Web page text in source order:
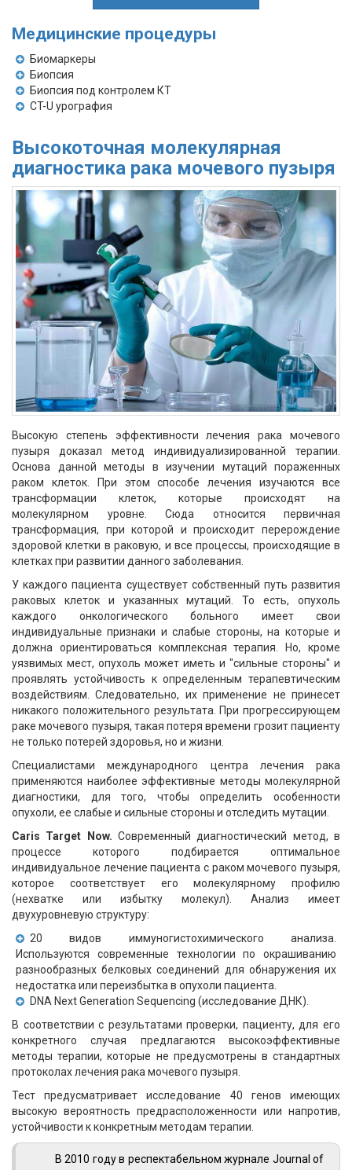
Медицинские процедуры
Биомаркеры
Биопсия
Биопсия под контролем КТ
CT-U урография
Высокоточная молекулярная
диагностика рака мочевого пузыря
Высокую степень эффективности лечения рака мочевого
пузыря доказал метод индивидуализированной терапии.
Основа данной методы в изучении мутаций пораженных
раком клеток. При этом способе лечения изучаются все
трансформации клеток, которые происходят на
молекулярном уровне. Сюда относится первичная
трансформация, при которой и происходит перерождение
здоровой клетки в раковую, и все процессы, происходящие в
клетках при развитии данного заболевания.
У каждого пациента существует собственный путь развития
раковых клеток и указанных мутаций. То есть, опухоль
каждого онкологического больного имеет свои
индивидуальные признаки и слабые стороны, на которые и
должна ориентироваться комплексная терапия. Но, кроме
уязвимых мест, опухоль может иметь и "сильные стороны" и
проявлять устойчивость к определенным терапевтическим
воздействиям. Следовательно, их применение не принесет
никакого положительного результата. При прогрессирующем
раке мочевого пузыря, такая потеря времени грозит пациенту
не только потерей здоровья, но и жизни.
Специалистами международного центра лечения рака
применяются наиболее эффективные методы молекулярной
диагностики, для того, чтобы определить особенности
опухоли, ее слабые и сильные стороны и отследить мутации.
Caris Target Now. Современный диагностический метод, в
процессе которого подбирается оптимальное
индивидуальное лечение пациента с раком мочевого пузыря,
которое соответствует его молекулярному профилю
(нехватке или избытку молекул). Анализ имеет
двухуровневую структуру:
20 видов иммуногистохимического анализа.
Используются современные технологии по окрашиванию
разнообразных белковых соединений для обнаружения их
недостатка или переизбытка в опухоли пациента.
DNA Next Generation Sequencing (исследование ДНК).
В соответствии с результатами проверки, пациенту, для его
конкретного случая предлагаются высокоэффективные
методы терапии, которые не предусмотрены в стандартных
протоколах лечения рака мочевого пузыря.
Тест предусматривает исследование 40 генов имеющих
высокую вероятность предрасположенности или напротив,
устойчивости к конкретным методам терапии.
В 2010 году в респектабельном журнале Journal of